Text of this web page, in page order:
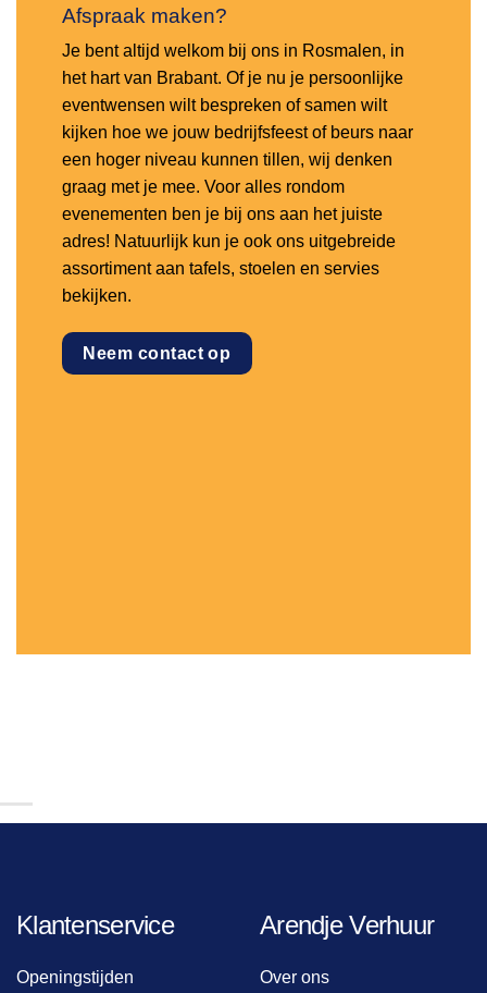
Afspraak maken?
Je bent altijd welkom bij ons in Rosmalen, in
het hart van Brabant. Of je nu je persoonlijke
eventwensen wilt bespreken of samen wilt
kijken hoe we jouw bedrijfsfeest of beurs naar
een hoger niveau kunnen tillen, wij denken
graag met je mee. Voor alles rondom
evenementen ben je bij ons aan het juiste
adres! Natuurlijk kun je ook ons uitgebreide
assortiment aan tafels, stoelen en servies
bekijken.
Neem contact op
Klantenservice
Openingstijden
Arendje Verhuur
Over ons